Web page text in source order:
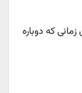
که دوباره